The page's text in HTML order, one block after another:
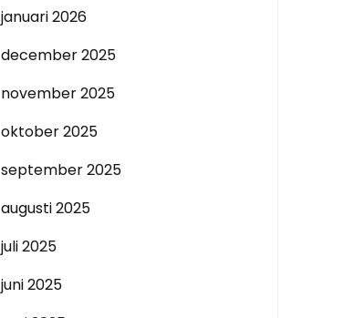
januari 2026
december 2025
november 2025
oktober 2025
september 2025
augusti 2025
juli 2025
juni 2025